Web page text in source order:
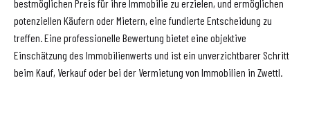
bestmöglichen Preis für ihre Immobilie zu erzielen, und ermöglichen
potenziellen Käufern oder Mietern, eine fundierte Entscheidung zu
treffen. Eine professionelle Bewertung bietet eine objektive
Einschätzung des Immobilienwerts und ist ein unverzichtbarer Schritt
beim Kauf, Verkauf oder bei der Vermietung von Immobilien in Zwettl.